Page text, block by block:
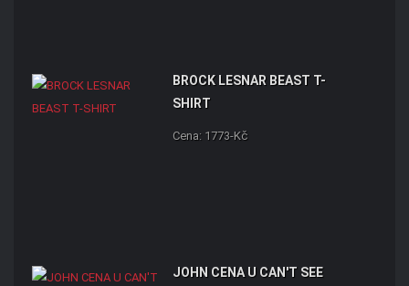
BROCK LESNAR BEAST T-
SHIRT
Cena: 1773-Kč
JOHN CENA U CAN'T SEE